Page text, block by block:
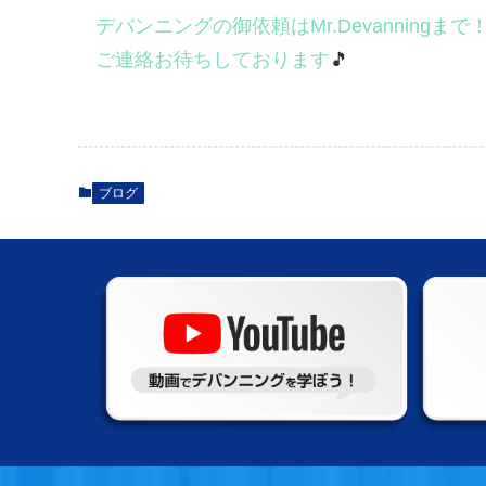
デバンニングの御依頼はMr.Devanningまで
ご連絡お待ちしております 🎵
ブログ